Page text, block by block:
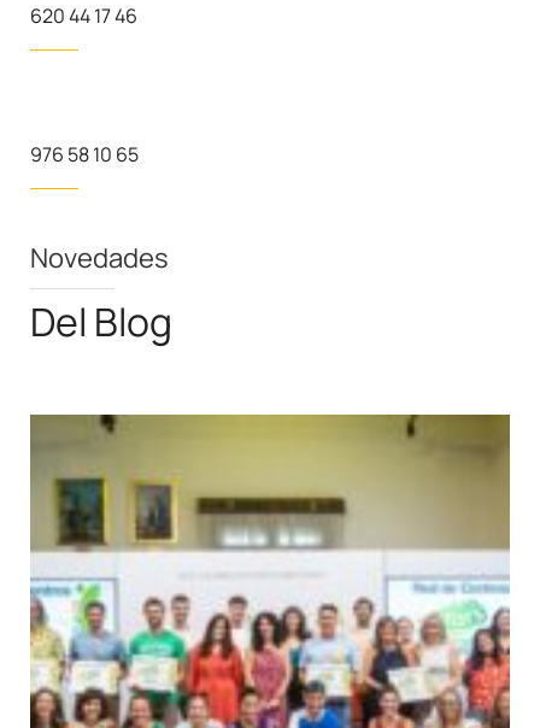
620 44 17 46
976 58 10 65
Novedades
Del Blog